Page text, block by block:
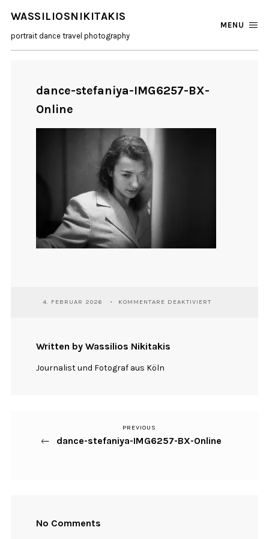
WASSILIOSNIKITAKIS
portrait dance travel photography
MENU
dance-stefaniya-IMG6257-BX-
Online
4. FEBRUAR 2026 KOMMENTARE DEAKTIVIERTFÜR
Written by Wassilios Nikitakis
Journalist und Fotograf aus Köln
Beitragsnavigation
Previous
Post
PREVIOUS
dance-stefaniya-IMG6257-BX-Online
No Comments